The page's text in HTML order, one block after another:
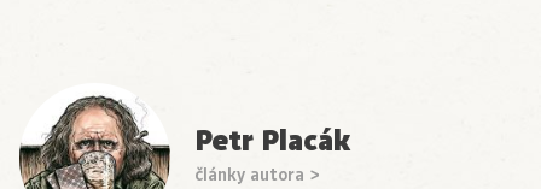
Petr Placák
články autora >